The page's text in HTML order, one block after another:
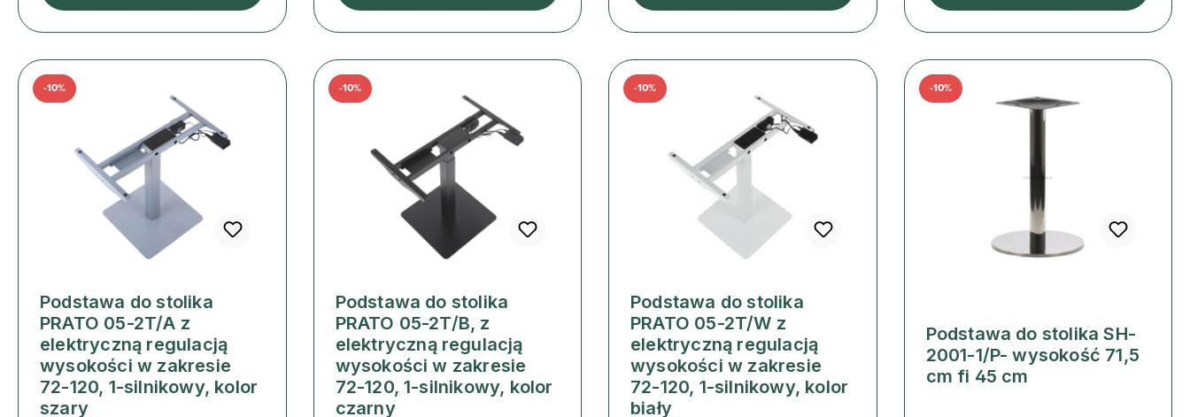
Podstawa do stolika
PRATO 05-2T/A z
elektryczną regulacją
wysokości w zakresie
72-120, 1-silnikowy, kolor
szary
-10%
Podstawa do stolika
PRATO 05-2T/B, z
elektryczną regulacją
wysokości w zakresie
72-120, 1-silnikowy, kolor
czarny
-10%
Podstawa do stolika
PRATO 05-2T/W z
elektryczną regulacją
wysokości w zakresie
72-120, 1-silnikowy, kolor
biały
-10%
Podstawa do stolika SH-
2001-1/P- wysokość 71,5
cm fi 45 cm
-10%